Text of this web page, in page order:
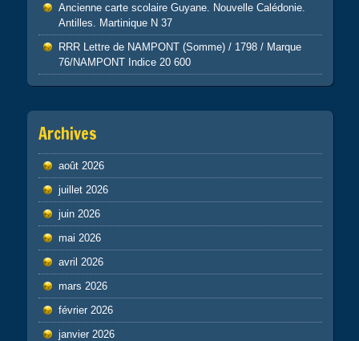
Ancienne carte scolaire Guyane. Nouvelle Calédonie.
Antilles. Martinique N 37
RRR Lettre de NAMPONT (Somme) / 1798 / Marque
76/NAMPONT Indice 20 600
Archives
août 2026
juillet 2026
juin 2026
mai 2026
avril 2026
mars 2026
février 2026
janvier 2026